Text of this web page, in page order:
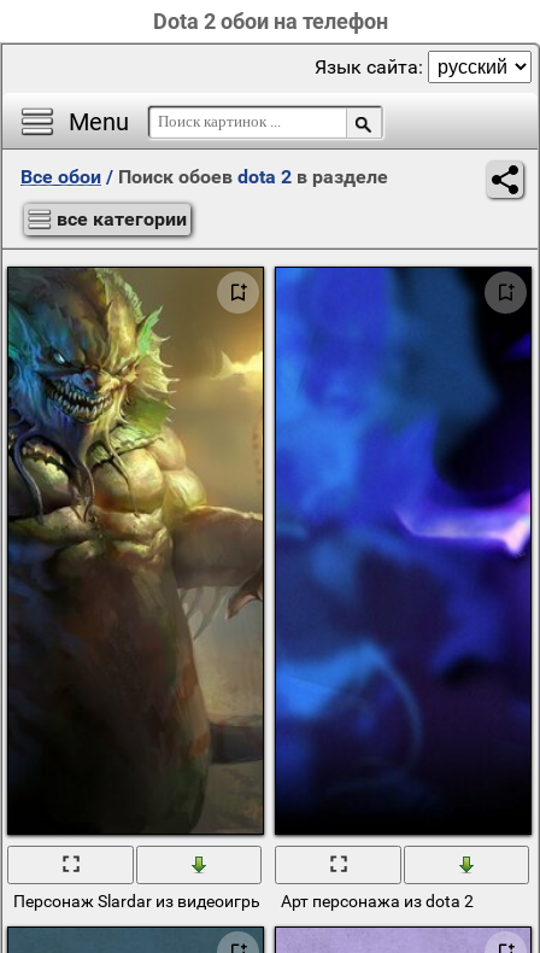
Dota 2 обои на телефон
Menu
Язык сайта:
Все обои / Поиск обоев dota 2 в разделе
все категории
Персонаж Slardar из видеоигры Dota 2Арт персонажа из dota 2